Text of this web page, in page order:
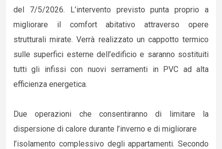
del 7/5/2026. L’intervento previsto punta proprio a
migliorare il comfort abitativo attraverso opere
strutturali mirate. Verrà realizzato un cappotto termico
sulle superfici esterne dell’edificio e saranno sostituiti
tutti gli infissi con nuovi serramenti in PVC ad alta
efficienza energetica.
Due operazioni che consentiranno di limitare la
dispersione di calore durante l’inverno e di migliorare
l’isolamento complessivo degli appartamenti. Secondo